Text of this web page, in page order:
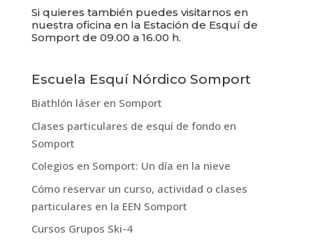
Si quieres también puedes visitarnos en
nuestra oficina en la Estación de Esquí de
Somport de 09.00 a 16.00 h.
Escuela Esquí Nórdico Somport
Biathlón láser en Somport
Clases particulares de esquí de fondo en
Somport
Colegios en Somport: Un día en la nieve
Cómo reservar un curso, actividad o clases
particulares en la EEN Somport
Cursos Grupos Ski-4